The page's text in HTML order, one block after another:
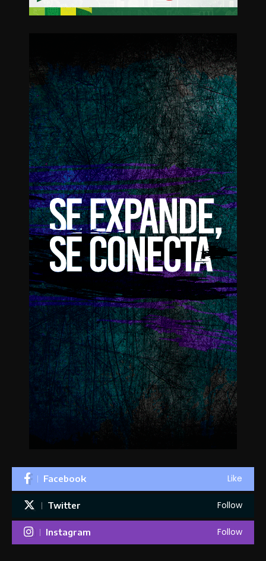
Facebook Like
Twitter Follow
Instagram Follow